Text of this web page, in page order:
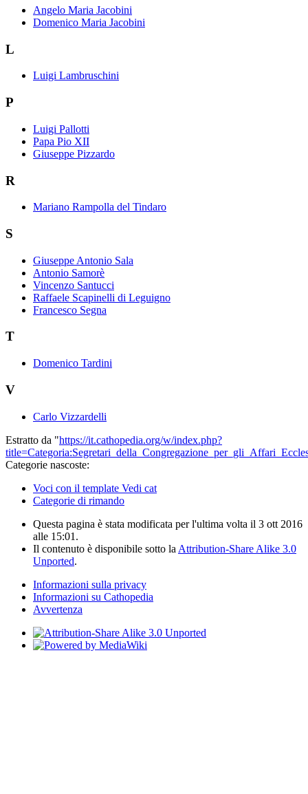
Angelo Maria Jacobini
Domenico Maria Jacobini
L
Luigi Lambruschini
P
Luigi Pallotti
Papa Pio XII
Giuseppe Pizzardo
R
Mariano Rampolla del Tindaro
S
Giuseppe Antonio Sala
Antonio Samorè
Vincenzo Santucci
Raffaele Scapinelli di Leguigno
Francesco Segna
T
Domenico Tardini
V
Carlo Vizzardelli
Estratto da "https://it.cathopedia.org/w/index.php?
Categorie nascoste:
Voci con il template Vedi cat
Categorie di rimando
Questa pagina è stata modificata per l'ultima volta il 3 ott 2016
alle 15:01.
Il contenuto è disponibile sotto la Attribution-Share Alike 3.0
Unported.
Informazioni sulla privacy
Informazioni su Cathopedia
Avvertenza